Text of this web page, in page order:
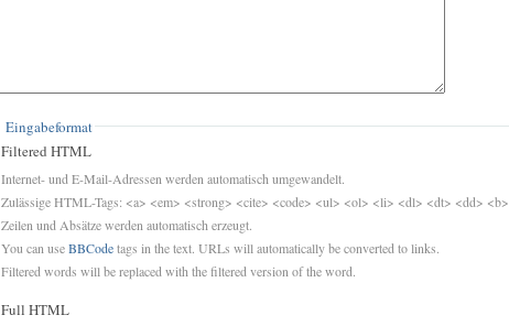
Eingabeformat
Filtered HTML
Internet- und E-Mail-Adressen werden automatisch umgewandelt.
Zulässige HTML-Tags: <a> <em> <strong> <cite> <code> <ul> <ol> <li> <dl> <dt> <dd> <b>
Zeilen und Absätze werden automatisch erzeugt.
You can useBBCodetags in the text. URLs will automatically be converted to links.
Filtered words will be replaced with the filtered version of the word.
Full HTML